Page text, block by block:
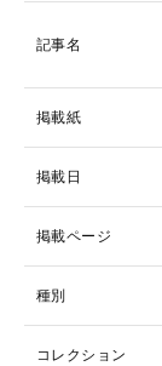
記事名
掲載紙
掲載日
掲載ページ
種別
コレクション